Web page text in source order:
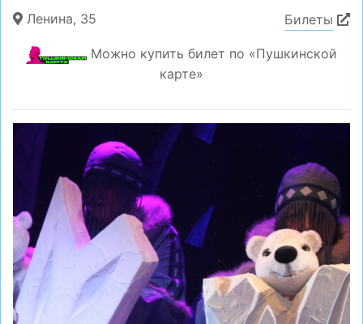
Ленина, 35 Билеты
Можно купить билет по «Пушкинской
карте»